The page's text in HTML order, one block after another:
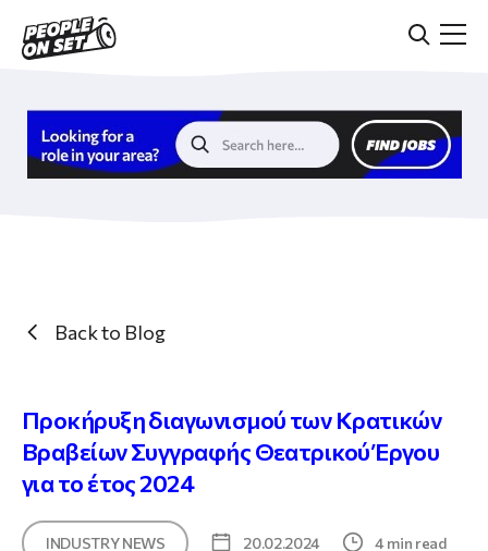
main
Back to Blog
Προκήρυξη διαγωνισμού των Κρατικών
Βραβείων Συγγραφής Θεατρικού Έργου
για το έτος 2024
INDUSTRY NEWS 20.02.2024 4 min read